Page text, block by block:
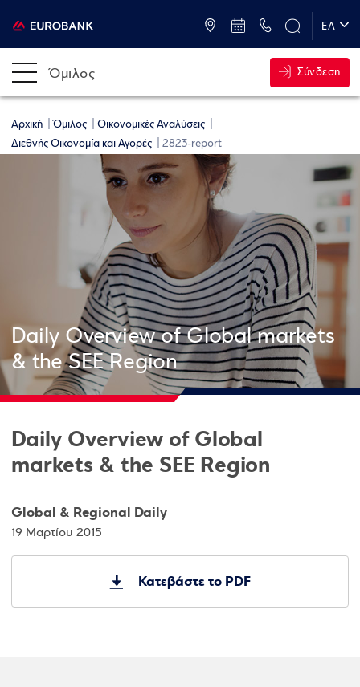
ΕΛ
Όμιλος Σύνδεση
Αρχική Όμιλος
Οικονομικές Αναλύσεις
Διεθνής Οικονομία και Αγορές
2823-report
Daily Overview of Global markets
& the SEE Region
Daily Overview of Global
markets & the SEE Region
Global & Regional Daily
19 Μαρτίου 2015
Κατεβάστε το PDF